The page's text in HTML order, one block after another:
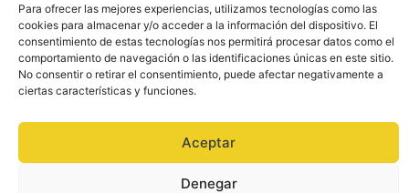
Para ofrecer las mejores experiencias, utilizamos tecnologías como las
cookies para almacenar y/o acceder a la información del dispositivo. El
consentimiento de estas tecnologías nos permitirá procesar datos como el
comportamiento de navegación o las identificaciones únicas en este sitio.
No consentir o retirar el consentimiento, puede afectar negativamente a
ciertas características y funciones.
Aceptar
Denegar